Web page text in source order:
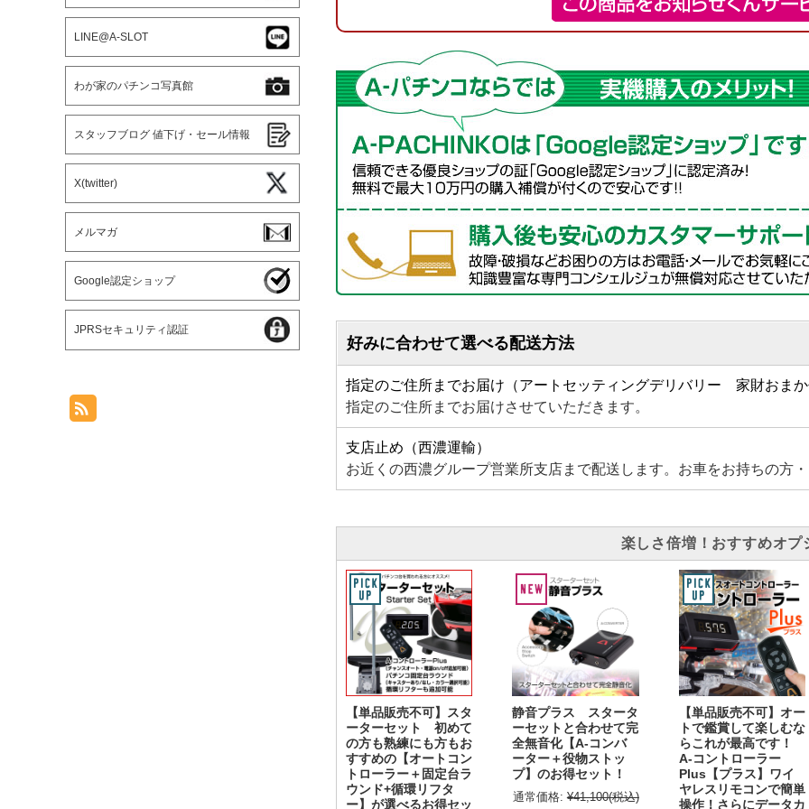
好みに合わせて選べる配送方法
指定のご住所までお届け（アートセッティングデリバリー 家財おま
指定のご住所までお届けさせていただきます。
支店止め（西濃運輸）
お近くの西濃グループ営業所支店まで配送します。お車をお持ちの方
楽しさ倍増！おすすめオプ
【単品販売不可】スタ
ーターセット 初めて
の方も熟練にも方もお
すすめの【オートコン
トローラー＋固定台ラ
ウンド+循環リフタ
ー】が選べるお得セッ
静音プラス スタータ
ーセットと合わせて完
全無音化【A-コンバ
ーター＋役物ストッ
プ】のお得セット！
通常価格: ¥41,100(税込)
【単品販売不可】オー
トで鑑賞して楽しむな
らこれが最高です！
A-コントローラー
Plus【プラス】ワイ
ヤレスリモコンで簡単
操作！さらにデータカ
LINE@A-SLOT
わが家のパチンコ写真館
スタッフブログ 値下げ・セール情報
X(twitter)
メルマガ
Google認定ショップ
JPRSセキュリティ認証